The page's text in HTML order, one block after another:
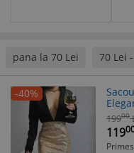
pana la 70 Lei 70 Lei
-40%
19900
119